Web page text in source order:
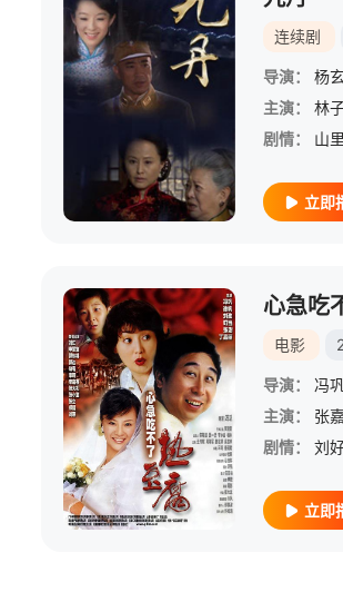
连续剧
导演： 杨
主演：
林
剧情：
立即
心急吃
电影
导演：
冯
主演：
张
剧情：
立即